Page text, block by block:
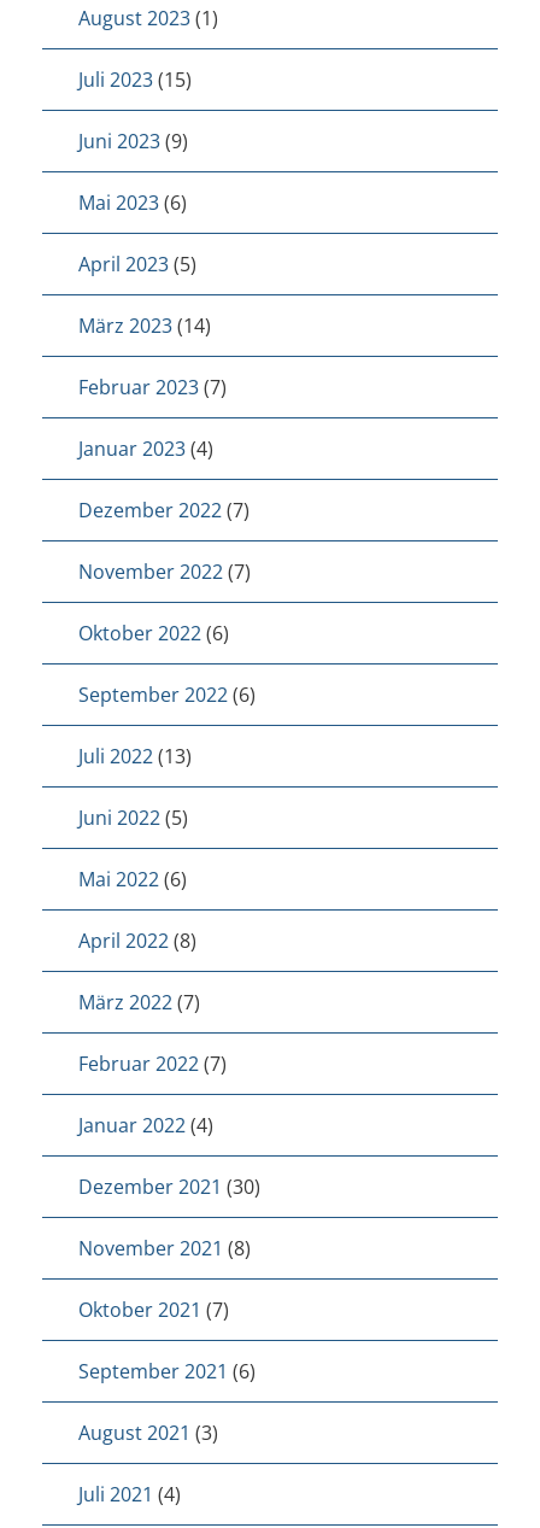
August 2023(1)
Juli 2023(15)
Juni 2023(9)
Mai 2023(6)
April 2023(5)
März 2023(14)
Februar 2023(7)
Januar 2023(4)
Dezember 2022(7)
November 2022(7)
Oktober 2022(6)
September 2022(6)
Juli 2022(13)
Juni 2022(5)
Mai 2022(6)
April 2022(8)
März 2022(7)
Februar 2022(7)
Januar 2022(4)
Dezember 2021 (30)
November 2021 (8)
Oktober 2021 (7)
September 2021 (6)
August 2021 (3)
Juli 2021 (4)